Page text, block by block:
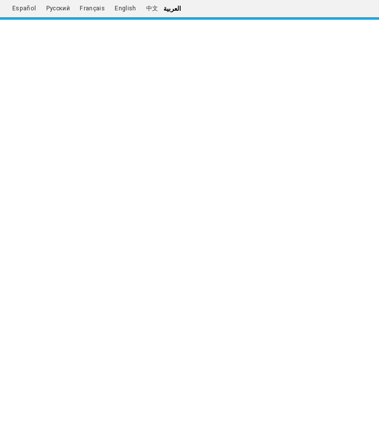
العربية 中文
English
Français
Русский
Español